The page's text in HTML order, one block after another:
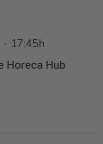
17:45h
Horeca Hub